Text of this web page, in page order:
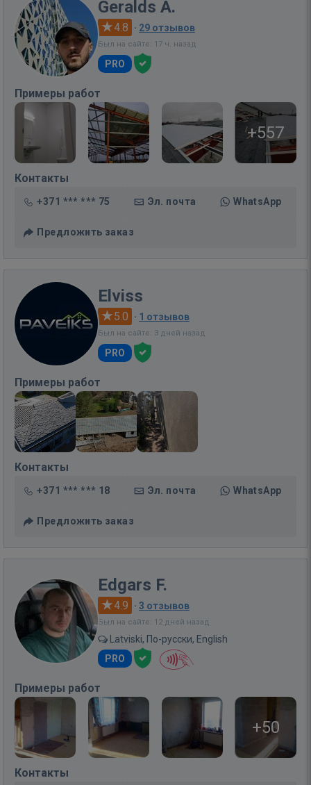
Geralds A.
4.8 · 29 отзывов
Был на сайте: 17 ч. назад
PRO
Примеры работ
+557
Контакты
+371 *** *** 75 Эл. почта WhatsApp
Предложить заказ
Elviss
5.0 · 1 отзывов
Был на сайте: 3 дней назад
PRO
Примеры работ
Контакты
+371 *** *** 18 Эл. почта WhatsApp
Предложить заказ
Edgars F.
4.9 · 3 отзывов
Был на сайте: 12 дней назад
Latviski, По-русски, English
PRO
Примеры работ
+50
Контакты